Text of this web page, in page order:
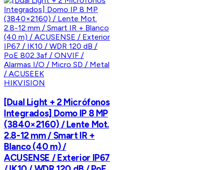
HIKVISION
[Dual Light + 2 Micrófonos
Integrados] Domo IP 8 MP
(3840×2160) / Lente Mot.
2.8-12 mm / Smart IR +
Blanco (40 m) /
ACUSENSE / Exterior IP67